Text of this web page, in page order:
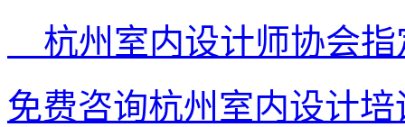
杭州室内设计师协会
免费咨询杭州室内设计